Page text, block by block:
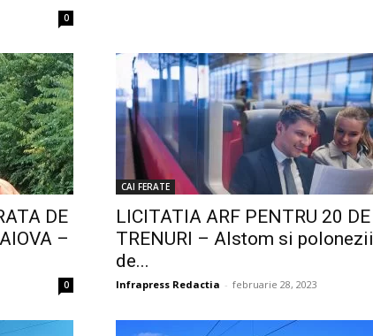
0
DE
–
0
CAI FERATE
LICITATIA ARF PENTRU 20 DE
TRENURI – Alstom si polonezii
de...
Infrapress Redactia - februarie 28, 2023